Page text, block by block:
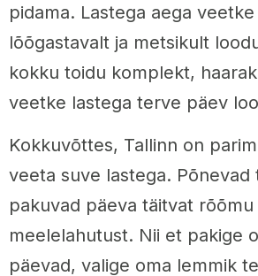
pidama. Lastega aega
lõõgastavalt ja metsikult
kokku toidu komplekt,
veetke lastega terve päev
Kokkuvõttes, Tallinn on
veeta suve lastega. Põnevad
pakuvad päeva täitvat rõõmu
meelelahutust. Nii et pakige
päevad, valige oma lemmik